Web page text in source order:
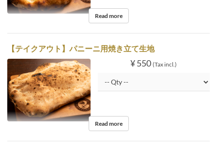
Read more
【テイクアウト】パニーニ用焼き立て生地
¥ 550 (Tax incl.)
Read more